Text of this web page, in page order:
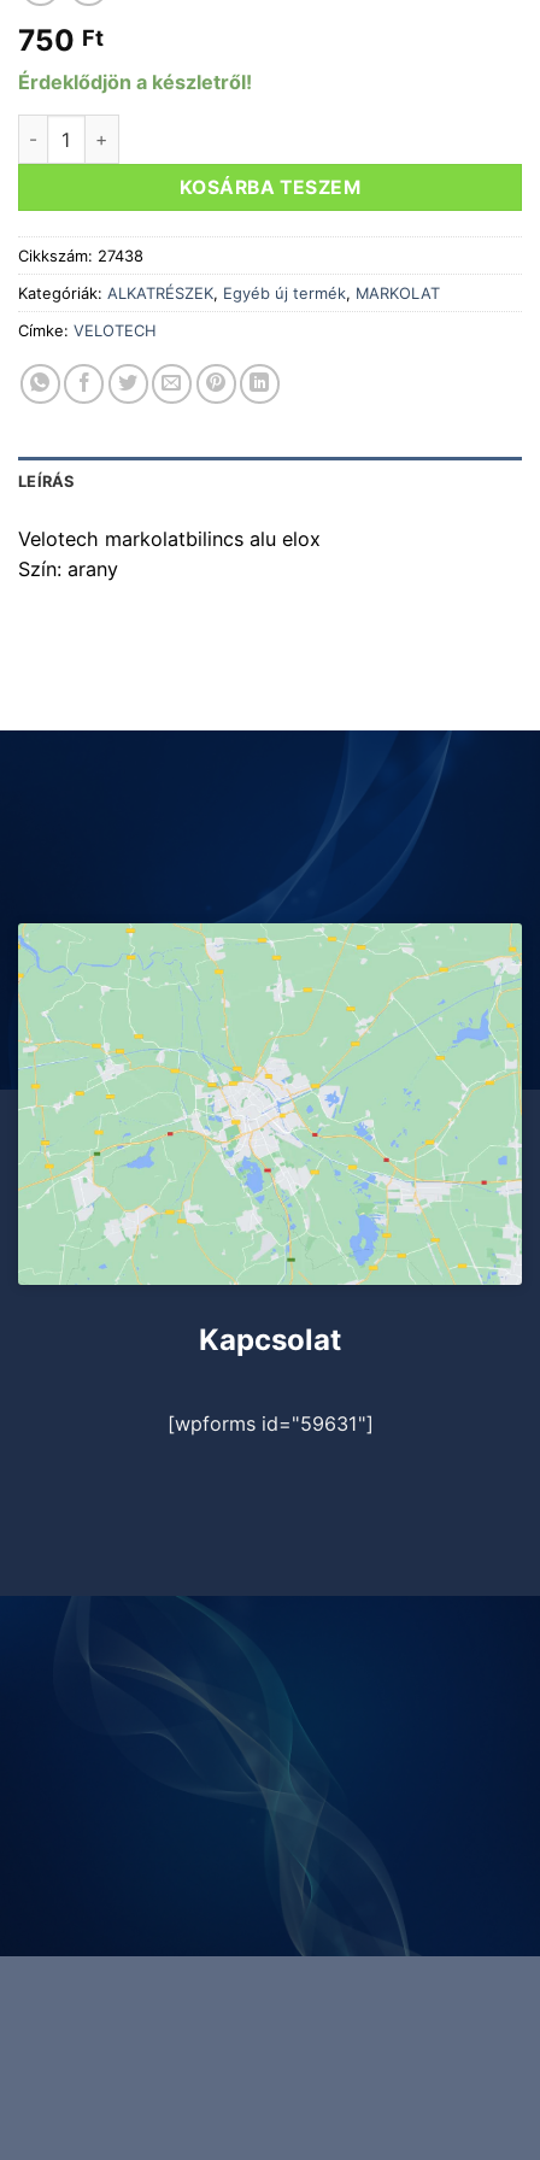
750 Ft
Érdeklődjön a készletről!
KOSÁRBA TESZEM
Cikkszám: 27438
Kategóriák: ALKATRÉSZEK, Egyéb új termék, MARKOLAT
Címke: VELOTECH
LEÍRÁS
Velotech markolatbilincs alu elox
Szín: arany
Kapcsolat
[wpforms id="59631"]